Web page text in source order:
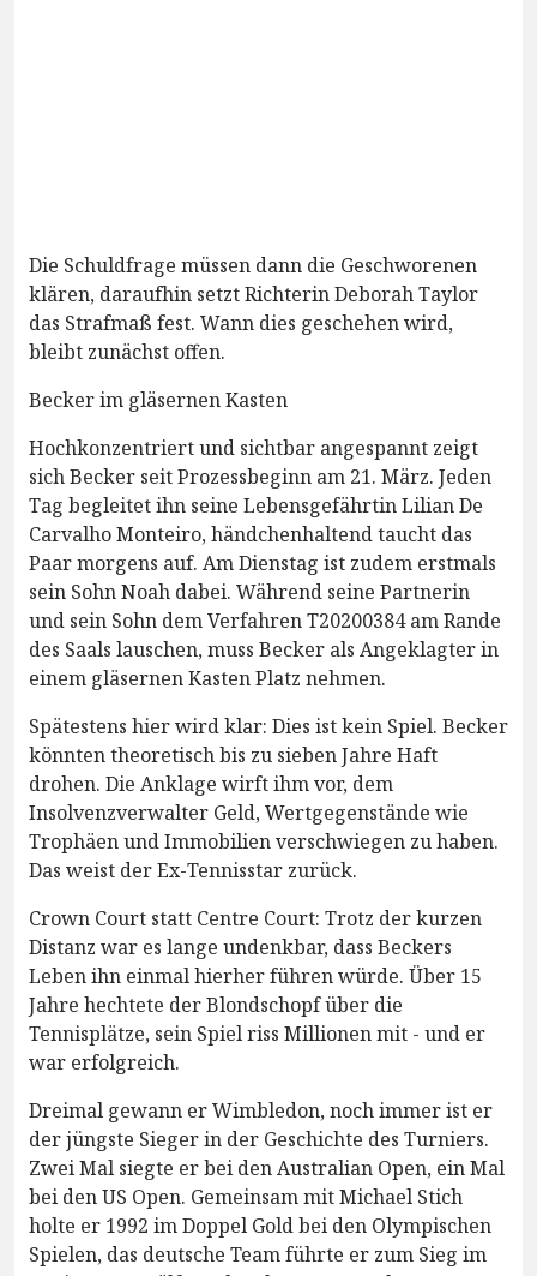
Die Schuldfrage müssen dann die Geschworenen
klären, daraufhin setzt Richterin Deborah Taylor
das Strafmaß fest. Wann dies geschehen wird,
bleibt zunächst offen.
Becker im gläsernen Kasten
Hochkonzentriert und sichtbar angespannt zeigt
sich Becker seit Prozessbeginn am 21. März. Jeden
Tag begleitet ihn seine Lebensgefährtin Lilian De
Carvalho Monteiro, händchenhaltend taucht das
Paar morgens auf. Am Dienstag ist zudem erstmals
sein Sohn Noah dabei. Während seine Partnerin
und sein Sohn dem Verfahren T20200384 am Rande
des Saals lauschen, muss Becker als Angeklagter in
einem gläsernen Kasten Platz nehmen.
Spätestens hier wird klar: Dies ist kein Spiel. Becker
könnten theoretisch bis zu sieben Jahre Haft
drohen. Die Anklage wirft ihm vor, dem
Insolvenzverwalter Geld, Wertgegenstände wie
Trophäen und Immobilien verschwiegen zu haben.
Das weist der Ex-Tennisstar zurück.
Crown Court statt Centre Court: Trotz der kurzen
Distanz war es lange undenkbar, dass Beckers
Leben ihn einmal hierher führen würde. Über 15
Jahre hechtete der Blondschopf über die
Tennisplätze, sein Spiel riss Millionen mit - und er
war erfolgreich.
Dreimal gewann er Wimbledon, noch immer ist er
der jüngste Sieger in der Geschichte des Turniers.
Zwei Mal siegte er bei den Australian Open, ein Mal
bei den US Open. Gemeinsam mit Michael Stich
holte er 1992 im Doppel Gold bei den Olympischen
Spielen, das deutsche Team führte er zum Sieg im